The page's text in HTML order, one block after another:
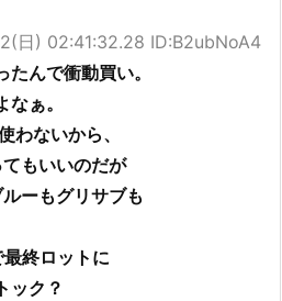
日) 02:41:32.28 ID:B2ubNoA4
んで衝動買い。
ぁ。
ないから、
もいいのだが
ーもグリサブも
終ロットに
ック？